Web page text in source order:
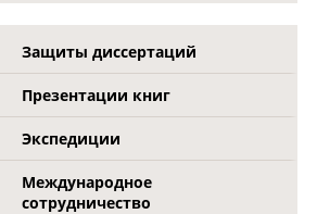
Защиты диссертаций
Презентации книг
Экспедиции
Международное
сотрудничество